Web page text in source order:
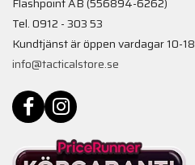
Tel. 0912 - 303 53
Kundtjänst är öppen vardagar 10-18
info@tacticalstore.se